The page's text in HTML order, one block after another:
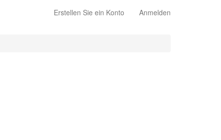
Erstellen Sie ein Konto Anmelden